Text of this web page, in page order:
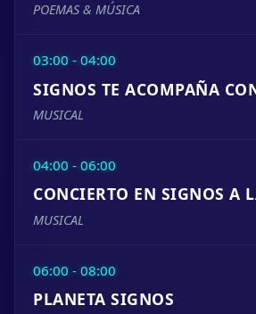
POEMAS & MÚSICA
03:00 - 04:00
SIGNOS TE ACOMPAÑA
MUSICAL
04:00 - 06:00
CONCIERTO EN SIGNOS A
MUSICAL
06:00 - 08:00
PLANETA SIGNOS